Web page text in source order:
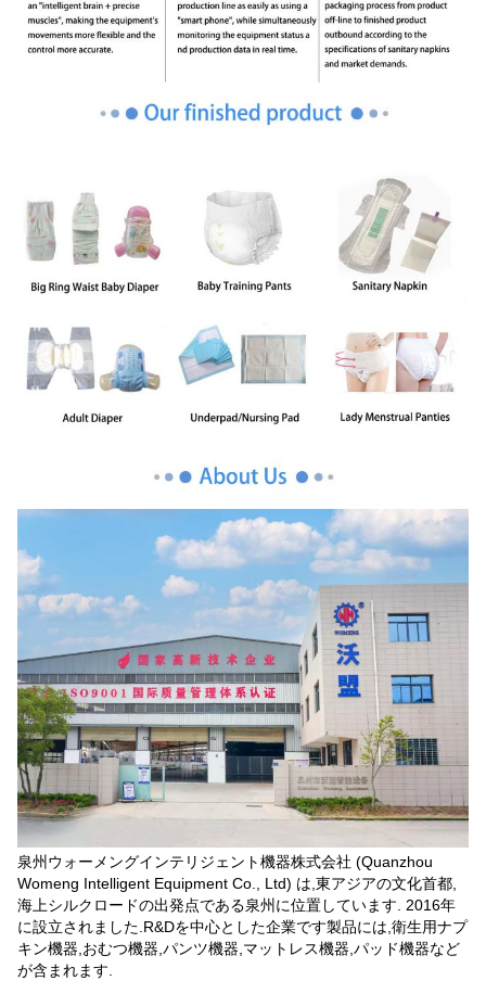
泉州ウォーメングインテリジェント機器株式会社 (Quanzhou
Womeng Intelligent Equipment Co., Ltd) は,東アジアの文化首都,
海上シルクロードの出発点である泉州に位置しています. 2016年
に設立されました.R&Dを中心とした企業です製品には,衛生用ナプ
キン機器,おむつ機器,パンツ機器,マットレス機器,パッド機器など
が含まれます.